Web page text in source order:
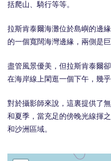
括爬山、騎行等等。
拉斯肯泰爾海灘位於島嶼的邊
的一個寬闊海灣邊緣，兩側是巨
盡管風景優美，但拉斯肯泰爾
在海岸線上閑逛一個下午，幾
對於攝影師來說，這裏提供了
和夏季，當充足的傍晚光線揮
和沙洲區域。